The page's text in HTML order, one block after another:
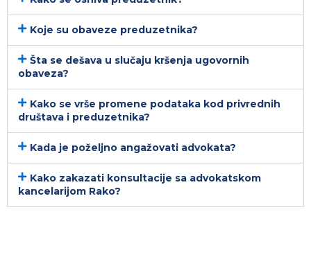
Koje su obaveze preduzetnika?
Šta se dešava u slučaju kršenja ugovornih
obaveza?
Kako se vrše promene podataka kod privrednih
društava i preduzetnika?
Kada je poželjno angažovati advokata?
Kako zakazati konsultacije sa advokatskom
kancelarijom Rako?